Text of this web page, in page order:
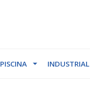
PISCINA INDUSTRIAL